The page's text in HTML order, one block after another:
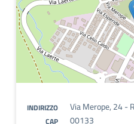
INDIRIZZO Via Merope, 24 -
CAP 00133